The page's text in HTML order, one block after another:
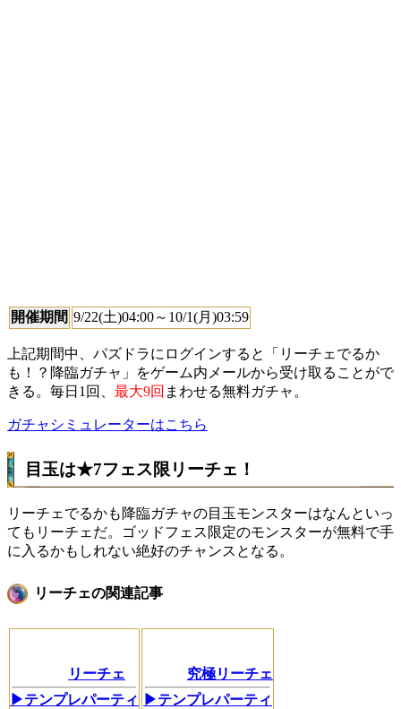
開催期間 9/22(土)04:00～10/1(月)03:59
上記期間中、パズドラにログインすると「リーチェでるか
も！？降臨ガチャ」をゲーム内メールから受け取ることがで
きる。毎日1回、 最大9回 まわせる無料ガチャ。
ガチャシミュレーターはこちら
目玉は★7フェス限リーチェ！
リーチェでるかも降臨ガチャの目玉モンスターはなんといっ
てもリーチェだ。ゴッドフェス限定のモンスターが無料で手
に入るかもしれない絶好のチャンスとなる。
リーチェの関連記事
リーチェ
▶テンプレパーティ
究極リーチェ
▶テンプレパーティ